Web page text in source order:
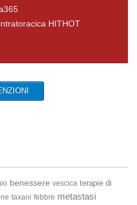
HITHOT
benessere vescica terapie di
taxani febbre metastasi